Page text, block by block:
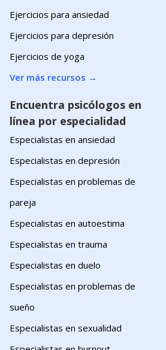
Ejercicios para ansiedad
Ejercicios para depresión
Ejercicios de yoga
Ver más recursos →
Encuentra psicólogos en
línea por especialidad
Especialistas en ansiedad
Especialistas en depresión
Especialistas en problemas de
pareja
Especialistas en autoestima
Especialistas en trauma
Especialistas en duelo
Especialistas en problemas de
sueño
Especialistas en sexualidad